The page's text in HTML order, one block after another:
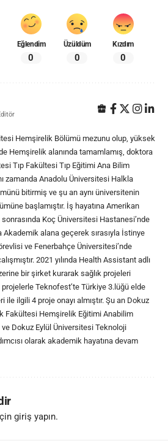
Eğlendim
0
Üzüldüm
0
Kızdım
0
Hemşirelik Bölümü mezunu olup, yüksek
Hemşirelik alanında tamamlamış, doktora
Tıp Fakültesi Tıp Eğitimi Ana Bilim
zamanda Anadolu Üniversitesi Halkla
bitirmiş ve şu an aynı üniversitenin
başlamıştır. İş hayatına Amerikan
Koç Üniversitesi Hastanesi’nde
Akademik alana geçerek sırasıyla İstinye
ve Fenerbahçe Üniversitesi’nde
2021 yılında Health Assistant adlı
bir şirket kurarak sağlık projeleri
Teknofest’te Türkiye 3.lüğü elde
ile ilgili 4 proje onayı almıştır. Şu an Dokuz
Fakültesi Hemşirelik Eğitimi Anabilim
ve Dokuz Eylül Üniversitesi Teknoloji
olarak akademik hayatına devam
giriş yapın.